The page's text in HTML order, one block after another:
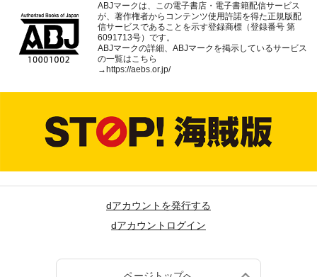
ABJマークは、この電子書店・電子書籍配信サービス
が、著作権者からコンテンツ使用許諾を得た正規版配
信サービスであることを示す登録商標（登録番号 第
6091713号）です。
ABJマークの詳細、ABJマークを掲示しているサービス
の一覧はこちら
→ https://aebs.or.jp/
dアカウントを発行する
dアカウントログイン